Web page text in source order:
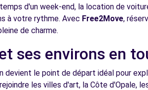
6.6 km
d'un week-end, la location de
à votre rythme. Avec Free2Move,
de charme.
ses environs en
devient le point de départ idéal pour
les villes d'art, la Côte d'Opale,